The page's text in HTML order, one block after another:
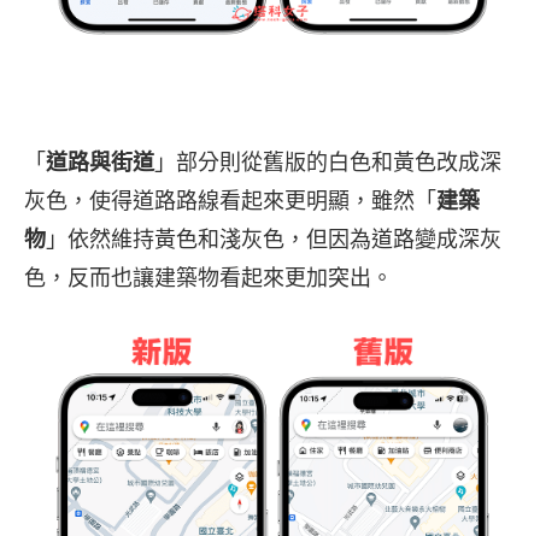
「 道路與街道」部分則從舊版的白色和黃色改成深
灰色，使得道路路線看起來更明顯，雖然「 建築
物 」依然維持黃色和淺灰色，但因為道路變成深灰
色，反而也讓建築物看起來更加突出。